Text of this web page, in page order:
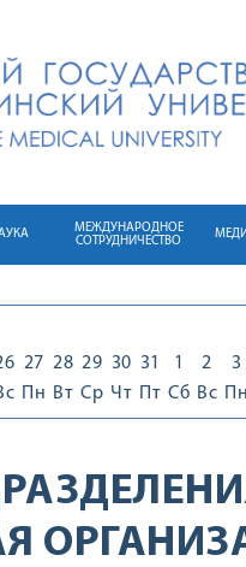
МЕЖДУНАРОДНОЕ
СОТРУДНИЧЕСТВО
27
Пн
28
Вт
29
Ср
30
Чт
31
Пт
1
Сб
2
Вс
3